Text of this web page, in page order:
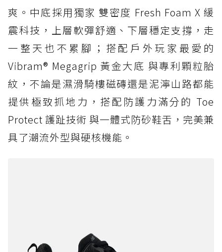
爽。中底採用獨家 雙密度 Fresh Foam X 緩
震科技，上層軟彈舒適、下層穩定支撐，走
一整天也不累腳；搭配戶外玩家最愛的
Vibram® Megagrip 黃金大底 與專利顆粒胎
紋，不論是濕滑騎樓磁磚還是泥濘山路都能
提供極致抓地力，搭配防護力滿分的 Toe
Protect 護趾技術 與一體式防砂鞋舌，完美兼
具了潮流外型與硬核機能。